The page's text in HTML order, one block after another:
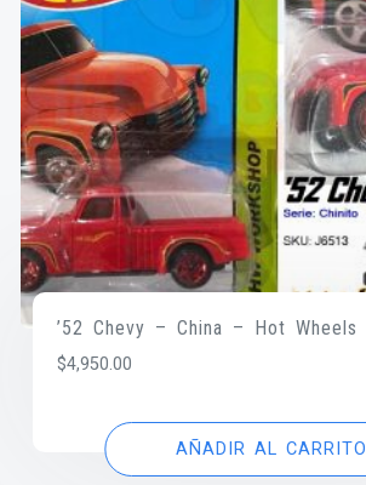
’52 Chevy – China – Hot Wheels
$4,950.00
AÑADIR AL CARRITO